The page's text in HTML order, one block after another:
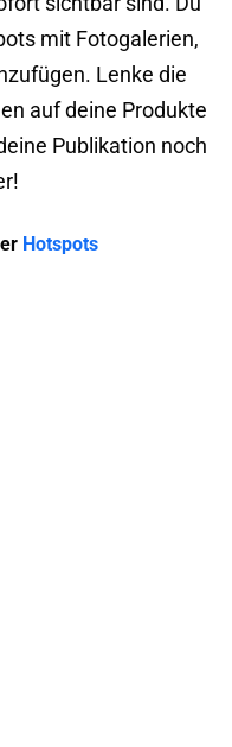
mit Fotogalerien,
Lenke die
auf deine Produkte
Publikation noch
Hotspots